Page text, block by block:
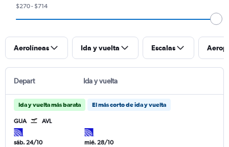
$270 - $714
Aerolíneas Ida y vuelta Escalas
Depart Ida y vuelta
Ida y vuelta más barata El más corto de ida y vuelta
GUA AVL
sáb. 24/10
mié. 28/10